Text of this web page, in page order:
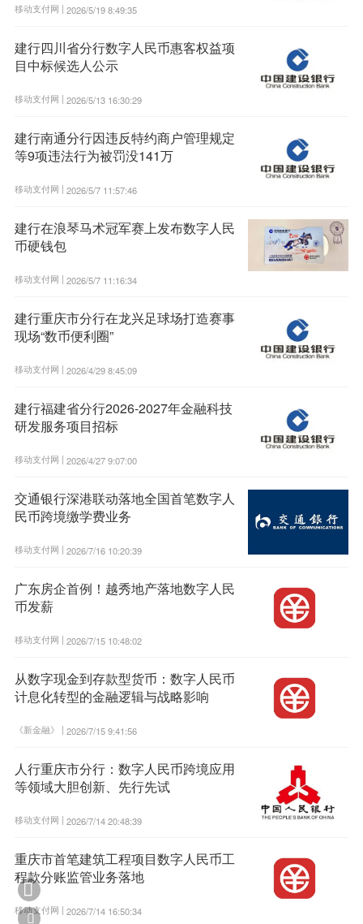
移动支付网 | 2026/5/19 8:49:35
建行四川省分行数字人民币惠客权益项
目中标候选人公示
移动支付网 | 2026/5/13 16:30:29
建行南通分行因违反特约商户管理规定
等9项违法行为被罚没141万
移动支付网 | 2026/5/7 11:57:46
建行在浪琴马术冠军赛上发布数字人民
币硬钱包
移动支付网 | 2026/5/7 11:16:34
建行重庆市分行在龙兴足球场打造赛事
现场“数币便利圈”
移动支付网 | 2026/4/29 8:45:09
建行福建省分行2026-2027年金融科技
研发服务项目招标
移动支付网 | 2026/4/27 9:07:00
交通银行深港联动落地全国首笔数字人
民币跨境缴学费业务
移动支付网 | 2026/7/16 10:20:39
广东房企首例！越秀地产落地数字人民
币发薪
移动支付网 | 2026/7/15 10:48:02
从数字现金到存款型货币：数字人民币
计息化转型的金融逻辑与战略影响
《新金融》 | 2026/7/15 9:41:56
人行重庆市分行：数字人民币跨境应用
等领域大胆创新、先行先试
移动支付网 | 2026/7/14 20:48:39
重庆市首笔建筑工程项目数字人民币工
程款分账监管业务落地
移动支付网 | 2026/7/14 16:50:34

